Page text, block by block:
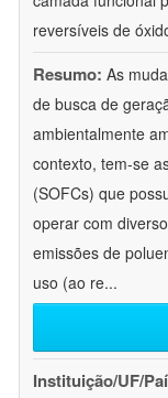
reversíveis de
Resumo: As
de busca de
ambientalmente
contexto, tem-se
(SOFCs) que
operar com
emissões de
uso (ao re...
Instituição/UF/